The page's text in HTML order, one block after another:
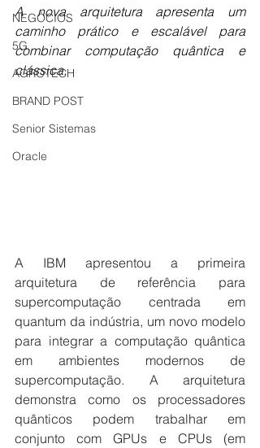
NEGÓCIOS
5G
AGROTECH
BRAND POST
Senior Sistemas
Oracle
A nova arquitetura apresenta um
caminho prático e escalável para
combinar computação quântica e
clássica.
A IBM apresentou a primeira
arquitetura de referência para
supercomputação centrada em
quantum da indústria, um novo modelo
para integrar a computação quântica
em ambientes modernos de
supercomputação. A arquitetura
demonstra como os processadores
quânticos podem trabalhar em
conjunto com GPUs e CPUs (em